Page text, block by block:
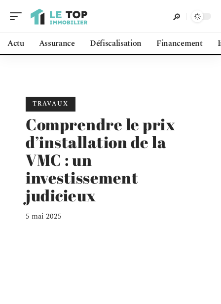
Actu Assurance Défiscalisation Financement
TRAVAUX
Comprendre le prix
d’installation de la
VMC : un
investissement
judicieux
5 mai 2025